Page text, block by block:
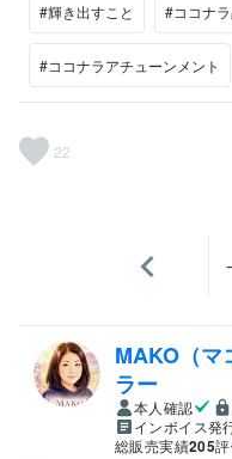
#輝き出すこと #ココナ
#ココナラアチューンメント
22
MAKO（
ラー
本人確認
インボイス発
総販売実績205